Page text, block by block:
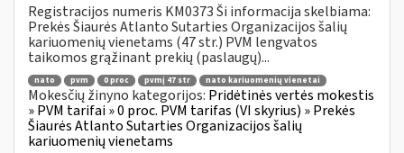
Registracijos numeris KM0373 Ši informacija skelbiama:
Prekės Šiaurės Atlanto Sutarties Organizacijos šalių
kariuomenių vienetams (47 str.) PVM lengvatos
taikomos grąžinant prekių (paslaugų)...
nato pvm 0 proc pvmį 47 str nato kariuomenių vienetai
Mokesčių žinyno kategorijos: Pridėtinės vertės mokestis
» PVM tarifai » 0 proc. PVM tarifas (VI skyrius) » Prekės
Šiaurės Atlanto Sutarties Organizacijos šalių
kariuomenių vienetams